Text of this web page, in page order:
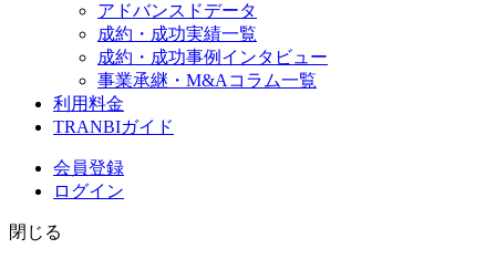
アドバンスドデータ
成約・成功実績一覧
成約・成功事例インタビュー
事業承継・M&Aコラム一覧
利用料金
TRANBIガイド
会員登録
ログイン
閉じる